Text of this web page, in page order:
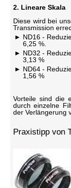
2. Lineare Skala
Diese wird bei
Transmission
ND16 -
6,25 %.
ND32 -
3,13 %
ND64 -
1,56 %
Vorteile sind die
durch einzelne
der Verlängerung
Praxistipp von